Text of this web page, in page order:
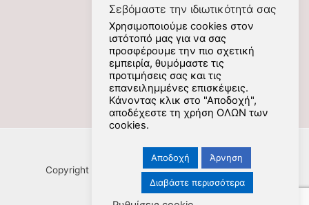
Social
Copyright [Nafplios] [2021] [kookoovaya.online] |
Σεβόμαστε την ιδιωτικότητά σας
Χρησιμοποιούμε cookies στον
ιστότοπό μας για να σας
προσφέρουμε την πιο σχετική
εμπειρία, θυμόμαστε τις
προτιμήσεις σας και τις
επανειλημμένες επισκέψεις.
Κάνοντας κλικ στο "Αποδοχή",
αποδέχεστε τη χρήση ΟΛΩΝ των
cookies.
Αποδοχή Άρνηση
Διαβάστε περισσότερα